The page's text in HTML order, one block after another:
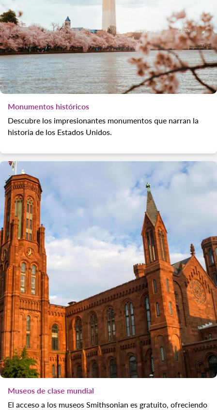
Monumentos históricos
Descubre los impresionantes monumentos que narran la
historia de los Estados Unidos.
Museos de clase mundial
El acceso a los museos Smithsonian es gratuito, ofreciendo